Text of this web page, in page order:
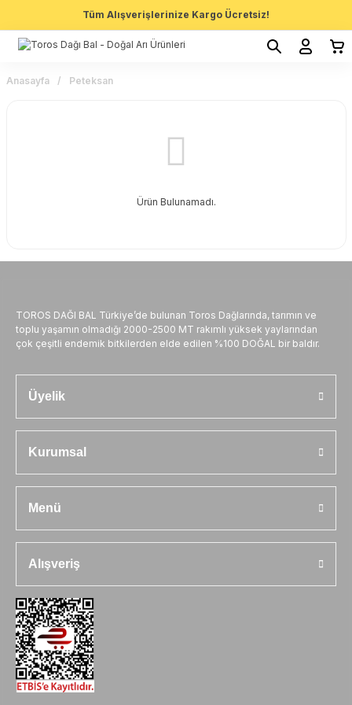
Tüm Alışverişlerinize Kargo Ücretsiz!
Anasayfa Peteksan
Ürün Bulunamadı.
TOROS DAĞI BAL Türkiye’de bulunan Toros Dağlarında, tarımın ve
toplu yaşamın olmadığı 2000-2500 MT rakımlı yüksek yaylarından
çok çeşitli endemik bitkilerden elde edilen %100 DOĞAL bir baldır.
Üyelik
Kurumsal
Menü
Alışveriş